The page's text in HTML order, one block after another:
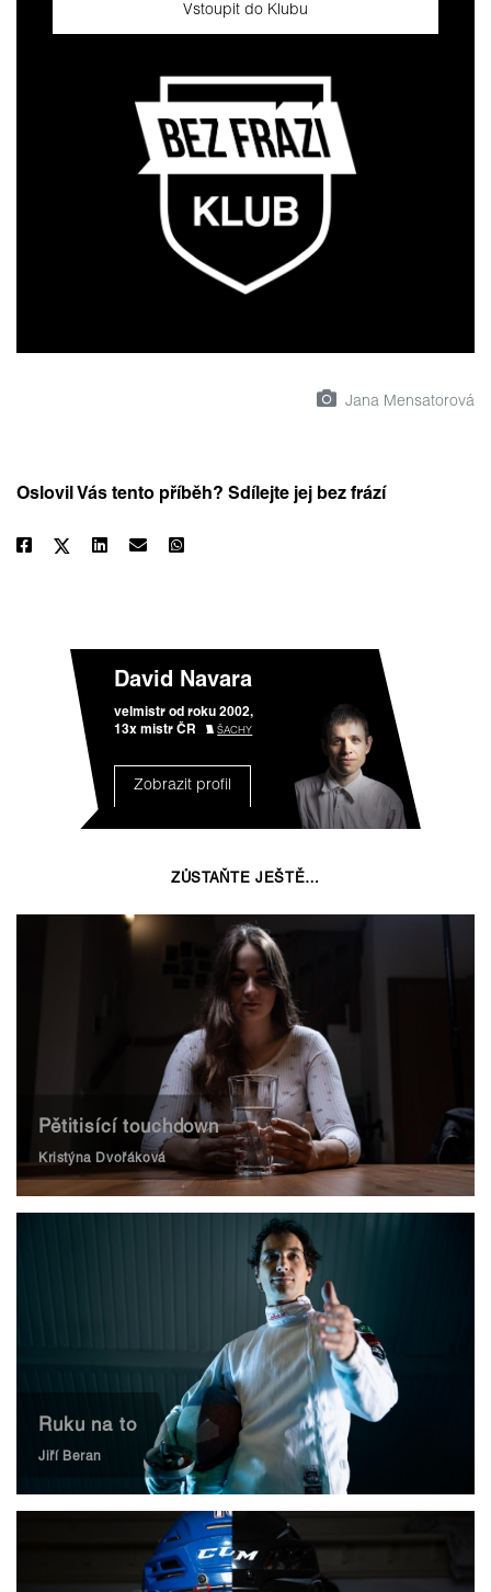
Vstoupit do Klubu
Jana Mensatorová
Oslovil Vás tento příběh? Sdílejte jej bez frází
David Navara
velmistr od roku 2002,
13x mistr ČR
ŠACHY
Zobrazit profil
ZŮSTAŇTE JEŠTĚ…
Pětitisící touchdown
Kristýna Dvořáková
Ruku na to
Jiří Beran